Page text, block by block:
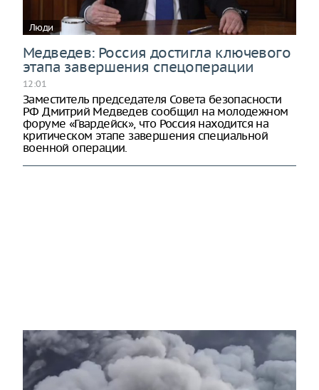
Люди
Медведев: Россия достигла ключевого
этапа завершения спецоперации
12:01
Заместитель председателя Совета безопасности
РФ Дмитрий Медведев сообщил на молодежном
форуме «Гвардейск», что Россия находится на
критическом этапе завершения специальной
военной операции.